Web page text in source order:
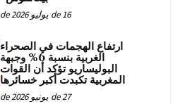
16 de يوليو de 2026
ارتفاع الهجمات في الصحراء
الغربية بنسبة 6% وجبهة
البوليساريو تؤكد أن القوات
المغربية تكبدت أكبر خسائرها
27 de يونيو de 2026